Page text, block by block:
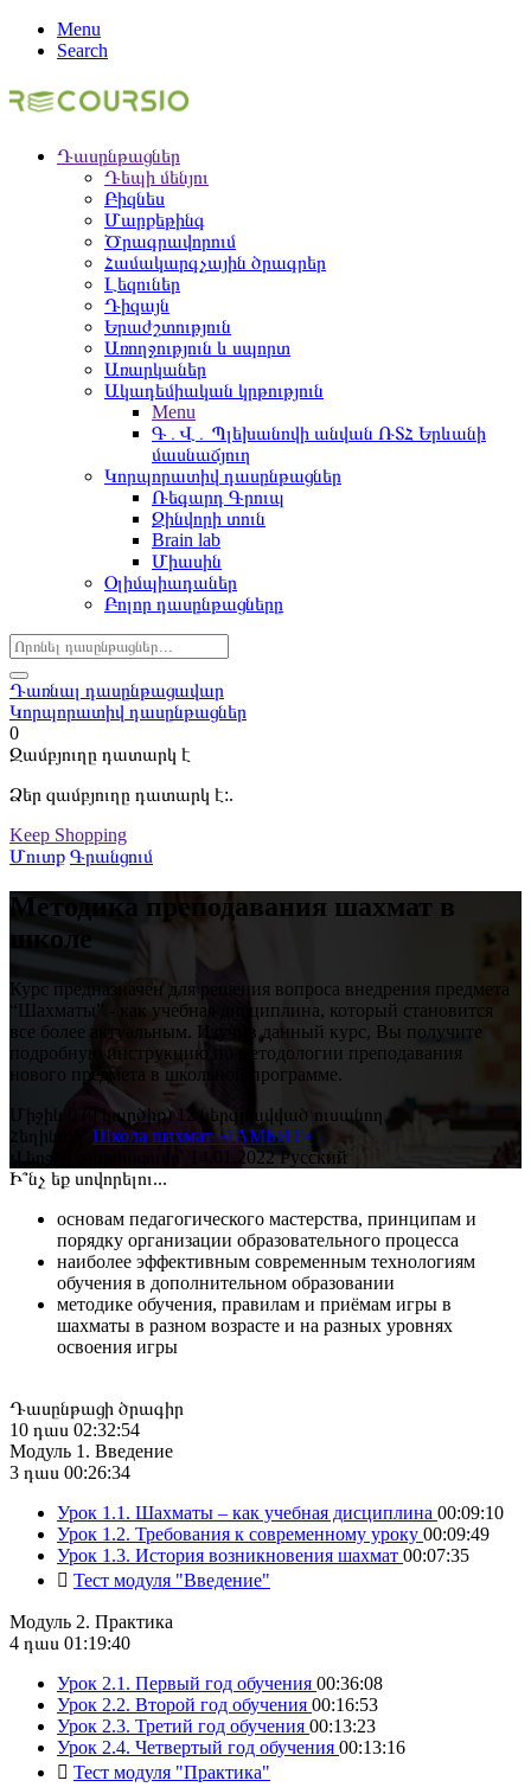
Menu
Search
Դասընթացներ
Դեպի մենյու
Բիզնես
Մարքեթինգ
Ծրագրավորում
Համակարգչային ծրագրեր
Լեզուներ
Դիզայն
Երաժշտություն
Առողջություն և սպորտ
Առարկաներ
Ակադեմիական կրթություն
Menu
Գ․Վ․ Պլեխանովի անվան ՌՏՀ Երևանի
մասնաճյուղ
Կորպորատիվ դասընթացներ
Ռեգարդ Գրուպ
Զինվորի տուն
Brain lab
Միասին
Օլիմպիադաներ
Բոլոր դասընթացները
Դառնալ դասընթացավար
Կորպորատիվ դասընթացներ
0
Զամբյուղը դատարկ է
Ձեր զամբյուղը դատարկ է:.
Keep Shopping
Մուտք Գրանցում
Методика преподавания шахмат в
школе
Курс предназначен для решения вопроса внедрения предмета
“Шахматы” - как учебная дисциплина, который становится
все более актуальным. Изучив данный курс, Вы получите
подробную инструкцию по методологии преподавания
нового предмета в школьной программе.
Միջին
(0 կարծիք) 12 ներգրավված ուսանող
Հեղինակ՝ Школа шахмат «ГАМБИТ»
Վերջին թարմացումը՝ 14.01.2022 Русский
Ի՞նչ եք սովորելու...
основaм педагогического мастерства, принципам и
порядку организации образовательного процесса
наиболее эффективным современным технологиям
обучения в дополнительном образовании
методике обучения, правилам и приёмам игры в
шахматы в разном возрасте и на разных уровнях
освоения игры
Դասընթացի ծրագիր
10 դաս 02:32:54
Модуль 1. Введение
3 դաս 00:26:34
Урок 1.1. Шахматы – как учебная дисциплина 00:09:10
Урок 1.2. Требования к современному уроку 00:09:49
Урок 1.3. История возникновения шахмат 00:07:35
Тест модуля "Введение"
Модуль 2. Практика
4 դաս 01:19:40
Урок 2.1. Первый год обучения 00:36:08
Урок 2.2. Второй год обучения 00:16:53
Урок 2.3. Третий год обучения 00:13:23
Урок 2.4. Четвертый год обучения 00:13:16
Тест модуля "Практика"